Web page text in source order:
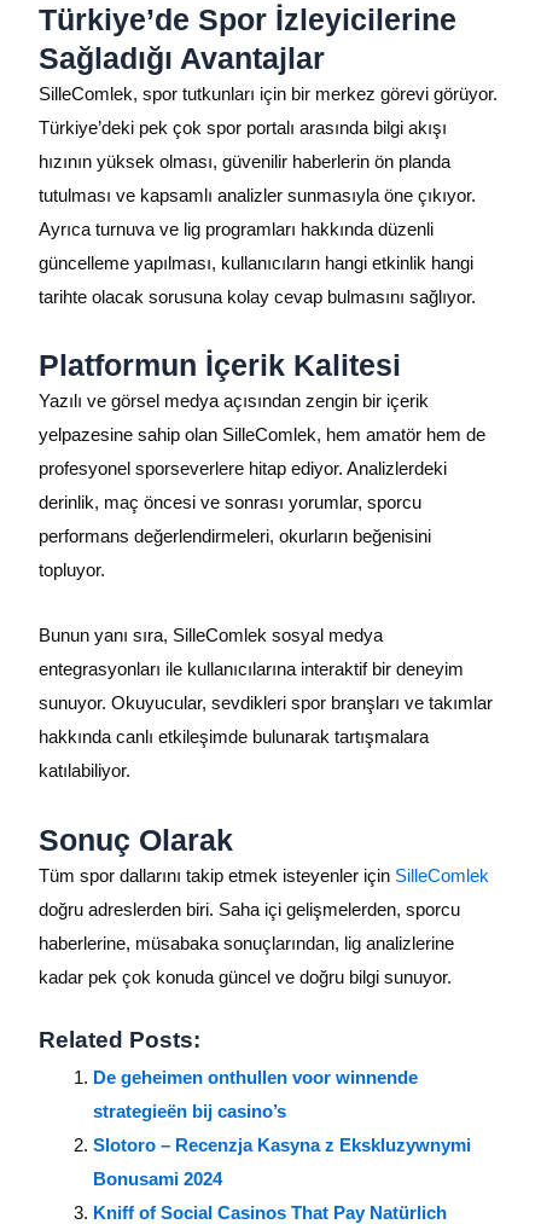
Türkiye’de Spor İzleyicilerine
Sağladığı Avantajlar
SilleComlek, spor tutkunları için bir merkez görevi görüyor.
Türkiye’deki pek çok spor portalı arasında bilgi akışı
hızının yüksek olması, güvenilir haberlerin ön planda
tutulması ve kapsamlı analizler sunmasıyla öne çıkıyor.
Ayrıca turnuva ve lig programları hakkında düzenli
güncelleme yapılması, kullanıcıların hangi etkinlik hangi
tarihte olacak sorusuna kolay cevap bulmasını sağlıyor.
Platformun İçerik Kalitesi
Yazılı ve görsel medya açısından zengin bir içerik
yelpazesine sahip olan SilleComlek, hem amatör hem de
profesyonel sporseverlere hitap ediyor. Analizlerdeki
derinlik, maç öncesi ve sonrası yorumlar, sporcu
performans değerlendirmeleri, okurların beğenisini
topluyor.
Bunun yanı sıra, SilleComlek sosyal medya
entegrasyonları ile kullanıcılarına interaktif bir deneyim
sunuyor. Okuyucular, sevdikleri spor branşları ve takımlar
hakkında canlı etkileşimde bulunarak tartışmalara
katılabiliyor.
Sonuç Olarak
Tüm spor dallarını takip etmek isteyenler için SilleComlek
doğru adreslerden biri. Saha içi gelişmelerden, sporcu
haberlerine, müsabaka sonuçlarından, lig analizlerine
kadar pek çok konuda güncel ve doğru bilgi sunuyor.
Related Posts:
De geheimen onthullen voor winnende
strategieën bij casino’s
Slotoro – Recenzja Kasyna z Ekskluzywnymi
Bonusami 2024
Kniff of Social Casinos That Pay Natürlich